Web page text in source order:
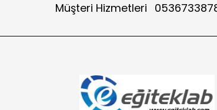
Müşteri Hizmetleri